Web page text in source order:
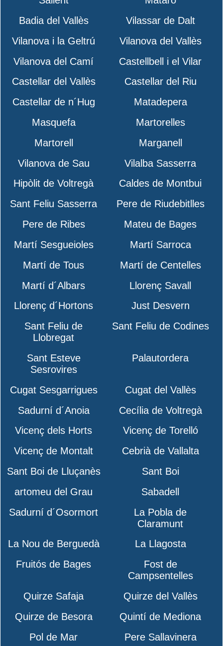
Badia del Vallès
Vilassar de Dalt
Vilanova i la Geltrú
Vilanova del Vallès
Vilanova del Camí
Castellbell i el Vilar
Castellar del Vallès
Castellar del Riu
Castellar de n´Hug
Matadepera
Masquefa
Martorelles
Martorell
Marganell
Vilanova de Sau
Vilalba Sasserra
Hipòlit de Voltregà
Caldes de Montbui
Sant Feliu Sasserra
Pere de Riudebitlles
Pere de Ribes
Mateu de Bages
Martí Sesgueioles
Martí Sarroca
Martí de Tous
Martí de Centelles
Martí d´Albars
Llorenç Savall
Llorenç d´Hortons
Just Desvern
Sant Feliu de
Llobregat
Sant Feliu de Codines
Sant Esteve
Sesrovires
Palautordera
Cugat Sesgarrigues
Cugat del Vallès
Sadurní d´Anoia
Cecília de Voltregà
Vicenç dels Horts
Vicenç de Torelló
Vicenç de Montalt
Cebrià de Vallalta
Sant Boi de Lluçanès
Sant Boi
artomeu del Grau
Sabadell
Sadurní d´Osormort
La Pobla de
Claramunt
La Nou de Berguedà
La Llagosta
Fruitós de Bages
Fost de
Campsentelles
Quirze Safaja
Quirze del Vallès
Quirze de Besora
Quintí de Mediona
Pol de Mar
Pere Sallavinera